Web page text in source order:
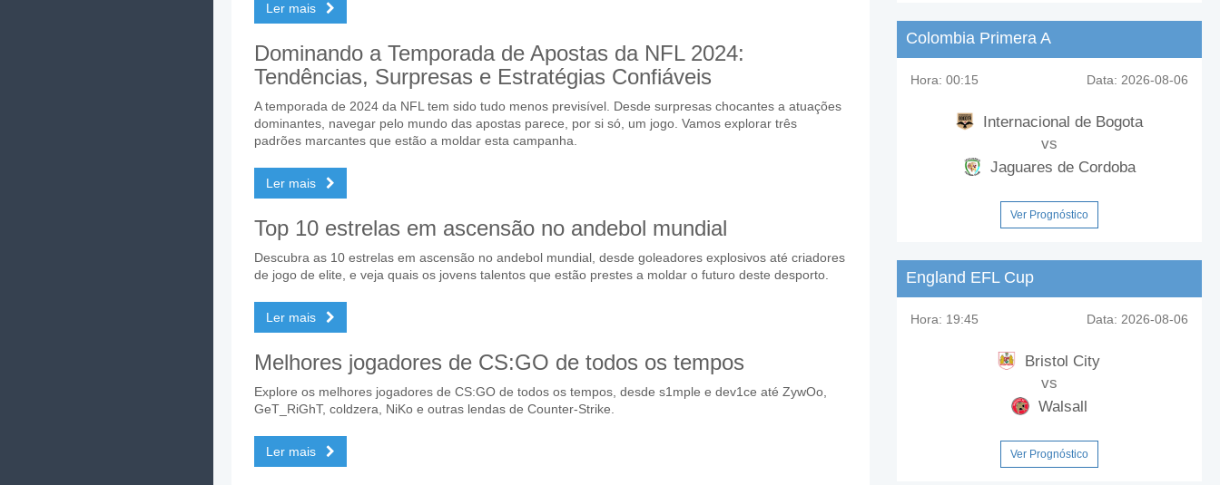
Ler mais
Dominando a Temporada de Apostas da NFL 2024:
Tendências, Surpresas e Estratégias Confiáveis
A temporada de 2024 da NFL tem sido tudo menos previsível. Desde surpresas chocantes a atuações
dominantes, navegar pelo mundo das apostas parece, por si só, um jogo. Vamos explorar três
padrões marcantes que estão a moldar esta campanha.
Ler mais
Top 10 estrelas em ascensão no andebol mundial
Descubra as 10 estrelas em ascensão no andebol mundial, desde goleadores explosivos até criadores
de jogo de elite, e veja quais os jovens talentos que estão prestes a moldar o futuro deste desporto.
Ler mais
Melhores jogadores de CS:GO de todos os tempos
Explore os melhores jogadores de CS:GO de todos os tempos, desde s1mple e dev1ce até ZywOo,
GeT_RiGhT, coldzera, NiKo e outras lendas de Counter-Strike.
Ler mais
Colombia Primera A
Hora: 00:15 Data: 2026-08-06
Internacional de Bogota
vs
Jaguares de Cordoba
Ver Prognóstico
England EFL Cup
Hora: 19:45 Data: 2026-08-06
Bristol City
vs
Walsall
Ver Prognóstico